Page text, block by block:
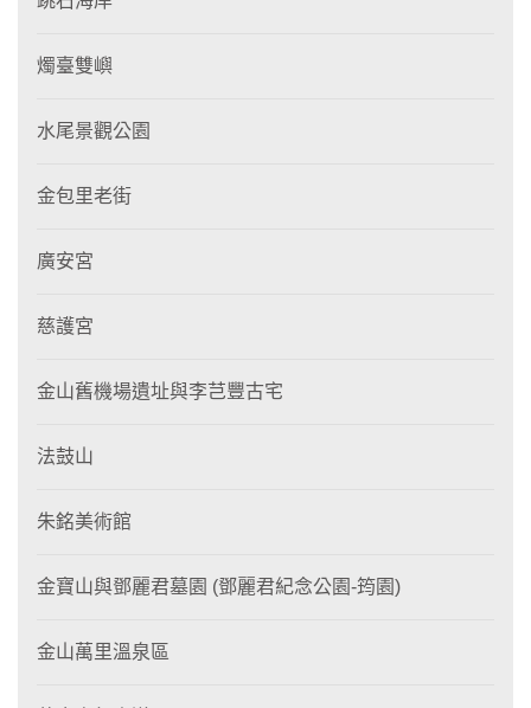
燭臺雙嶼
水尾景觀公園
金包里老街
廣安宮
慈護宮
金山舊機場遺址與李芑豐古宅
法鼓山
朱銘美術館
金寶山與鄧麗君墓園 (鄧麗君紀念公園-筠園)
金山萬里溫泉區